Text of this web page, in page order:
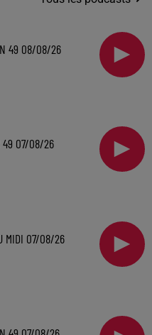
49 08/08/26
49 07/08/26
MIDI 07/08/26